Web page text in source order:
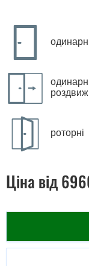
роторні
Ціна від